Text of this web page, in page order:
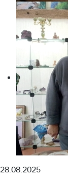
28.08.2025